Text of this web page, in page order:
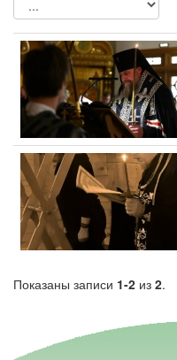
Показаны записи 1-2 из 2.